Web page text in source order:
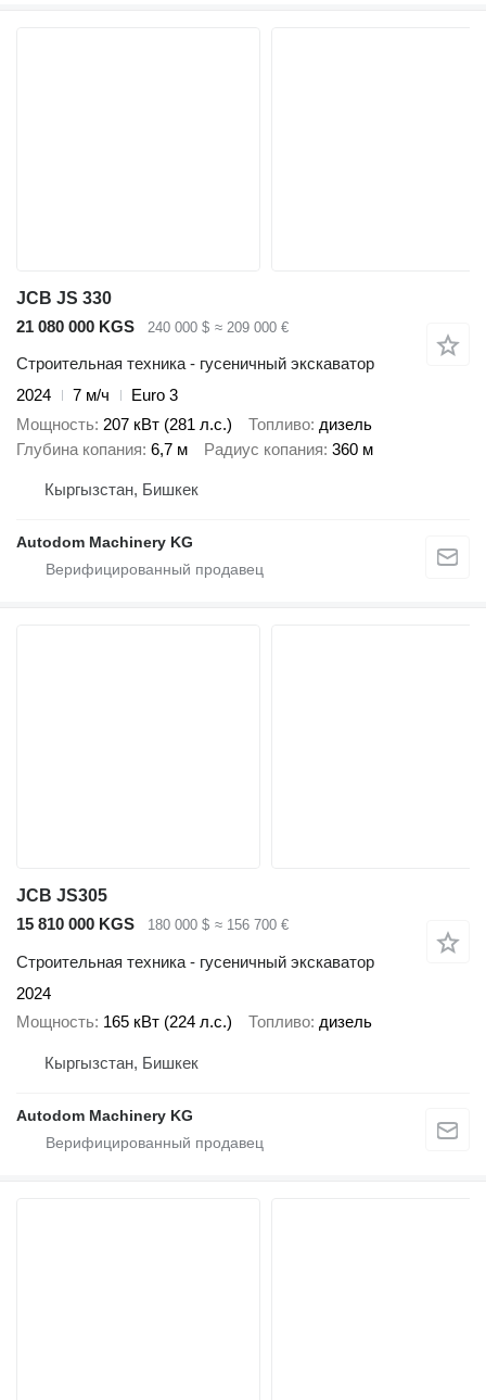
JCB JS 330
21 080 000 KGS
240 000 $ ≈ 209 000 €
Строительная техника - гусеничный экскаватор
2024
7 м/ч
Euro 3
Мощность 207 кВт (281 л.с.) Топливо дизель
Глубина копания 6,7 м Радиус копания 360 м
Кыргызстан, Бишкек
Autodom Machinery KG
JCB JS305
15 810 000 KGS
180 000 $ ≈ 156 700 €
Строительная техника - гусеничный экскаватор
2024
Мощность 165 кВт (224 л.с.) Топливо дизель
Кыргызстан, Бишкек
Autodom Machinery KG